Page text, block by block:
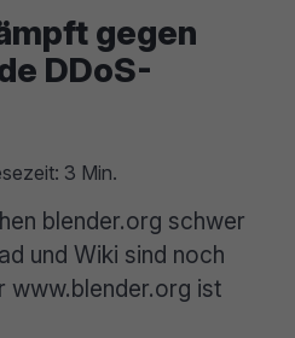
gegen
DDoS-
3 Min.
blender.org schwer
und Wiki sind noch
www.blender.org ist